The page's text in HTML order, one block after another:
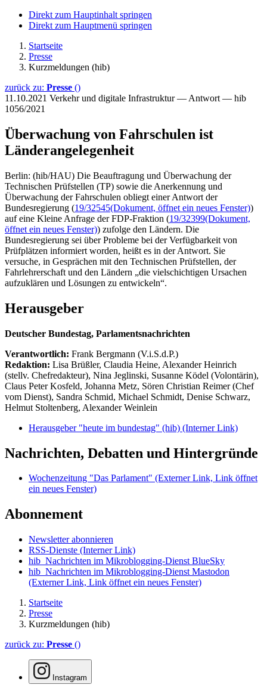
Direkt zum Hauptinhalt springen
Direkt zum Hauptmenü springen
Startseite
Presse
Kurzmeldungen (hib)
zurück zu: Presse ()
11.10.2021 Verkehr und digitale Infrastruktur — Antwort — hib
1056/2021
Überwachung von Fahrschulen ist
Länderangelegenheit
Berlin: (hib/HAU) Die Beauftragung und Überwachung der
Technischen Prüfstellen (TP) sowie die Anerkennung und
Überwachung der Fahrschulen obliegt einer Antwort der
Bundesregierung (19/32545(Dokument, öffnet ein neues Fenster))
auf eine Kleine Anfrage der FDP-Fraktion (19/32399(Dokument,
öffnet ein neues Fenster)) zufolge den Ländern. Die
Bundesregierung sei über Probleme bei der Verfügbarkeit von
Prüfplätzen informiert worden, heißt es in der Antwort. Sie
versuche, in Gesprächen mit den Technischen Prüfstellen, der
Fahrlehrerschaft und den Ländern „die vielschichtigen Ursachen
aufzuklären und Lösungen zu entwickeln“.
Herausgeber
Deutscher Bundestag, Parlamentsnachrichten
Verantwortlich: Frank Bergmann (V.i.S.d.P.)
Redaktion: Lisa Brüßler, Claudia Heine, Alexander Heinrich
(stellv. Chefredakteur), Nina Jeglinski, Susanne Ködel (Volontärin),
Claus Peter Kosfeld, Johanna Metz, Sören Christian Reimer (Chef
vom Dienst), Sandra Schmid, Michael Schmidt, Denise Schwarz,
Helmut Stoltenberg, Alexander Weinlein
Herausgeber "heute im bundestag" (hib) (Interner Link)
Nachrichten, Debatten und Hintergründe
Wochenzeitung "Das Parlament" (Externer Link, Link öffnet
ein neues Fenster)
Abonnement
Newsletter abonnieren
RSS-Dienste (Interner Link)
hib_Nachrichten im Mikroblogging-Dienst BlueSky
hib_Nachrichten im Mikroblogging-Dienst Mastodon
(Externer Link, Link öffnet ein neues Fenster)
Startseite
Presse
Kurzmeldungen (hib)
zurück zu: Presse ()
Instagram